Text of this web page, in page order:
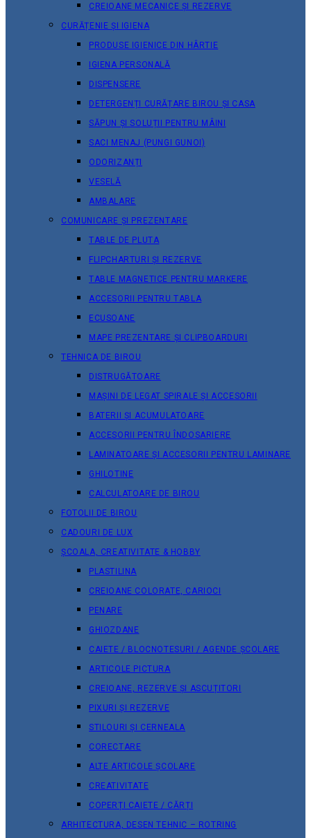
CREIOANE MECANICE ȘI REZERVE
CURĂȚENIE ȘI IGIENA
PRODUSE IGIENICE DIN HÂRTIE
IGIENA PERSONALĂ
DISPENSERE
DETERGENȚI CURĂȚARE BIROU ȘI CASA
SĂPUN ȘI SOLUȚII PENTRU MÂINI
SACI MENAJ (PUNGI GUNOI)
ODORIZANȚI
VESELĂ
AMBALARE
COMUNICARE ȘI PREZENTARE
TABLE DE PLUTA
FLIPCHARTURI ȘI REZERVE
TABLE MAGNETICE PENTRU MARKERE
ACCESORII PENTRU TABLA
ECUSOANE
MAPE PREZENTARE ȘI CLIPBOARDURI
TEHNICA DE BIROU
DISTRUGĂTOARE
MAȘINI DE LEGAT SPIRALE ȘI ACCESORII
BATERII ȘI ACUMULATOARE
ACCESORII PENTRU ÎNDOSARIERE
LAMINATOARE ȘI ACCESORII PENTRU LAMINARE
GHILOTINE
CALCULATOARE DE BIROU
FOTOLII DE BIROU
CADOURI DE LUX
ȘCOALA, CREATIVITATE & HOBBY
PLASTILINA
CREIOANE COLORATE, CARIOCI
PENARE
GHIOZDANE
CAIETE / BLOCNOTESURI / AGENDE ȘCOLARE
ARTICOLE PICTURA
CREIOANE, REZERVE ȘI ASCUȚITORI
PIXURI ȘI REZERVE
STILOURI ȘI CERNEALA
CORECTARE
ALTE ARTICOLE ȘCOLARE
CREATIVITATE
COPERȚI CAIETE / CĂRȚI
ARHITECTURA, DESEN TEHNIC – ROTRING